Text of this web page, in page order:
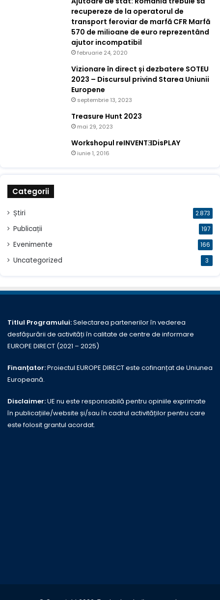
recupereze de la operatorul de
transport feroviar de marfă CFR Marfă
570 de milioane de euro reprezentând
ajutor incompatibil
februarie 24, 2020
Vizionare în direct și dezbatere SOTEU
2023 – Discursul privind Starea Uniunii
Europene
septembrie 13, 2023
Treasure Hunt 2023
mai 29, 2023
Workshopul reINVENTƎDisPLAY
iunie 1, 2016
Categorii
Știri 2.873
Publicații 197
Evenimente 166
Uncategorized 3
Titlul Programului:Selectarea partenerilor în vederea
desfășurării de activități în calitate de centre de informare
EUROPE DIRECT (2021 – 2025)
Finanțator:Proiectul EUROPE DIRECT este cofinanțat de Uniunea
Europeană.
Disclaimer:UE nu este responsabilă pentru opiniile exprimate
în publicațiile/website și/sau în cadrul activităților pentru care
este folosit grantul acordat.